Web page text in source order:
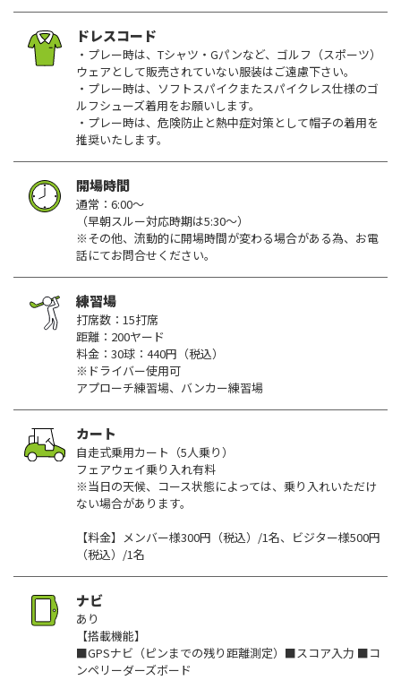
ドレスコード
・プレー時は、Tシャツ・Gパンなど、ゴルフ（スポーツ）
ウェアとして販売されていない服装はご遠慮下さい。
・プレー時は、ソフトスパイクまたスパイクレス仕様のゴ
ルフシューズ着用をお願いします。
・プレー時は、危険防止と熱中症対策として帽子の着用を
推奨いたします。
開場時間
通常：6:00～
（早朝スルー対応時期は5:30～）
※その他、流動的に開場時間が変わる場合がある為、お電
話にてお問合せください。
練習場
打席数：15打席
距離：200ヤード
料金：30球：440円（税込）
※ドライバー使用可
アプローチ練習場、バンカー練習場
カート
自走式乗用カート（5人乗り）
フェアウェイ乗り入れ有料
※当日の天候、コース状態によっては、乗り入れいただけ
ない場合があります。
【料金】メンバー様300円（税込）/1名、ビジター様500円
（税込）/1名
ナビ
あり
【搭載機能】
■GPSナビ（ピンまでの残り距離測定）■スコア入力 ■コ
ンペリーダーズボード